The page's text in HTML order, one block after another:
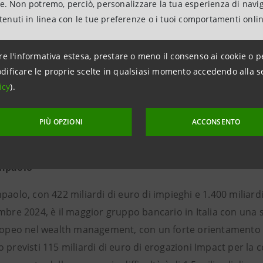
Non potremo, perciò, personalizzare la tua esperienza di
in linea con le tue preferenze o i tuoi comportamenti
l'informativa estesa, prestare o meno il consenso ai cookie o
le proprie scelte in qualsiasi momento accedendo alla
).
PIÙ OPZIONI ACCONSENTO
Nata nel 1957 come FOREX Club Italia,
con le Autorità Monetarie e di Vigilanza e le istituzioni
preparazione professionale dei propri soci.
@ASSIOMFOREX
@ASSIOMFOREX
con 422 miliardi di euro di impieghi e 1.400
2024, è il maggior gruppo bancario in Italia con una
nel wealth management, con un forte
previsti 115 miliardi di euro di erogazioni Impact per la